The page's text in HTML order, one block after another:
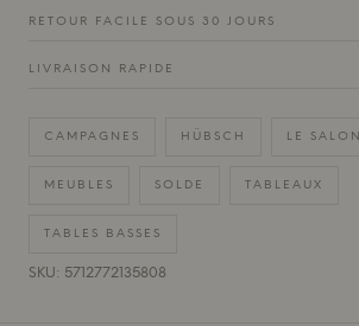
RETOUR FACILE SOUS 30 JOURS
LIVRAISON RAPIDE
CAMPAGNES HÜBSCH LE SALON
MEUBLES SOLDE TABLEAUX
TABLES BASSES
SKU: 5712772135808